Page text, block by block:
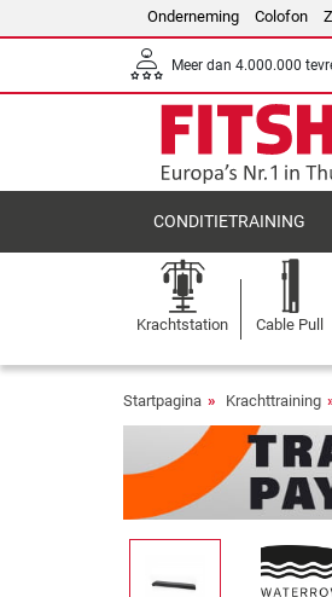
Onderneming Colofon
Meer dan 4.000.000
CONDITIETRAINING
Krachtstation Cable Pull
Startpagina Krachttraining